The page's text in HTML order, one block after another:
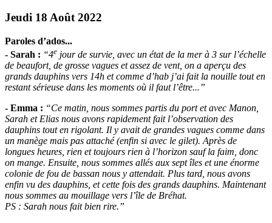
Jeudi 18 Août 2022
Paroles d’ados...
- Sarah : “4e jour de survie, avec un état de la mer à 3 sur l’échelle
de beaufort, de grosse vagues et assez de vent, on a aperçu des
grands dauphins vers 14h et comme d’hab j’ai fait la nouille tout en
restant sérieuse dans les moments où il faut l’être...”
- Emma : “Ce matin, nous sommes partis du port et avec Manon,
Sarah et Elias nous avons rapidement fait l’observation des
dauphins tout en rigolant. Il y avait de grandes vagues comme dans
un manège mais pas attaché (enfin si avec le gilet). Après de
longues heures, rien et toujours rien à l’horizon sauf la faim, donc
on mange. Ensuite, nous sommes allés aux sept îles et une énorme
colonie de fou de bassan nous y attendait. Plus tard, nous avons
enfin vu des dauphins, et cette fois des grands dauphins. Maintenant
nous sommes au mouillage vers l’île de Bréhat.
PS : Sarah nous fait bien rire.”